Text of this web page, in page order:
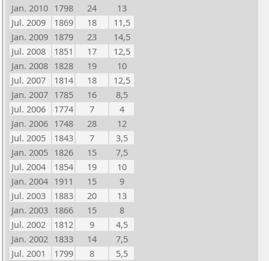
Jan. 2010 1798 24
13
Jul. 2009
1869 18
11,5
Jan. 2009 1879 23
14,5
Jul. 2008
1851 17
12,5
Jan. 2008 1828 19
10
Jul. 2007
1814 18
12,5
Jan. 2007 1785 16
8,5
Jul. 2006
1774 7
4
Jan. 2006 1748 28
12
Jul. 2005
1843 7
3,5
Jan. 2005 1826 15
7,5
Jul. 2004
1854 19
10
Jan. 2004 1911 15
9
Jul. 2003
1883 20
13
Jan. 2003 1866 15
8
Jul. 2002
1812 9
4,5
Jan. 2002 1833 14
7,5
Jul. 2001
1799 8
5,5